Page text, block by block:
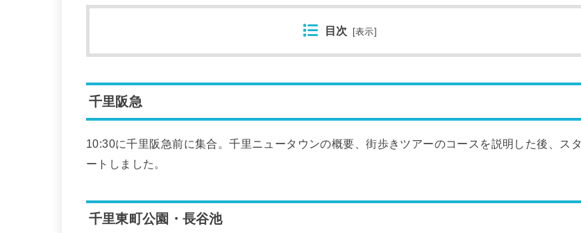
目次 [表示]
千里阪急
10:30に千里阪急前に集合。千里ニュータウンの概要、街歩きツアーのコースを説明した後、スタ
ートしました。
千里東町公園・長谷池